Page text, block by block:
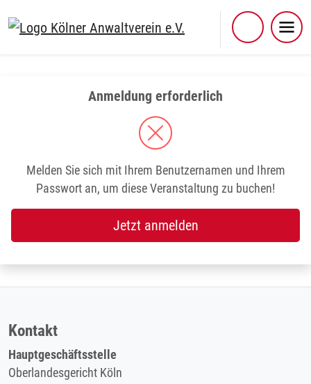
Anmeldung erforderlich
Melden Sie sich mit Ihrem Benutzernamen und Ihrem
Passwort an, um diese Veranstaltung zu buchen!
Jetzt anmelden
Kontakt
Hauptgeschäftsstelle
Oberlandesgericht Köln